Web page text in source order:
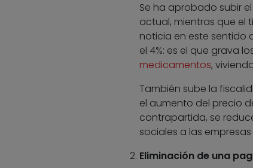
Se ha aprobado subir el
actual, mientras que el
noticia en este sentido
el 4%: es el que grava
medicamentos,
También sube la
el aumento del precio
contrapartida, se
sociales a las
Eliminación de una